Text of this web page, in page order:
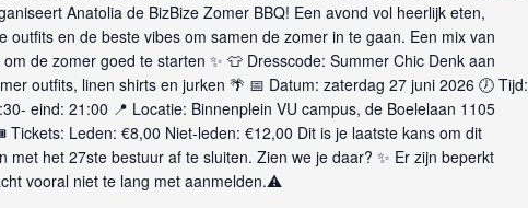
Anatolia de BizBize Zomer BBQ! Een avond vol heerlijk eten,
outfits en de beste vibes om samen de zomer in te gaan. Een mix van
de zomer goed te starten ✨ 👕 Dresscode: Summer Chic Denk aan
outfits, linen shirts en jurken 🌴 📅 Datum: zaterdag 27 juni 2026 🕖 Tijd:
eind: 21:00 📍 Locatie: Binnenplein VU campus, de Boelelaan 1105
Leden: €8,00 Niet-leden: €12,00 Dit is je laatste kans om dit
met het 27ste bestuur af te sluiten. Zien we je daar? ✨ Er zijn beperkt
vooral niet te lang met aanmelden.⚠️